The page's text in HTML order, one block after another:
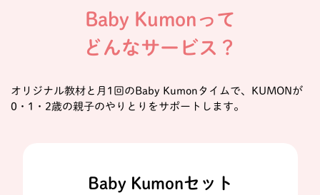
Baby Kumonって
どんなサービス？
オリジナル教材と月1回のBaby Kumonタイムで、KUMONが
0・1・2歳の親子のやりとりをサポートします。
Baby Kumonセット